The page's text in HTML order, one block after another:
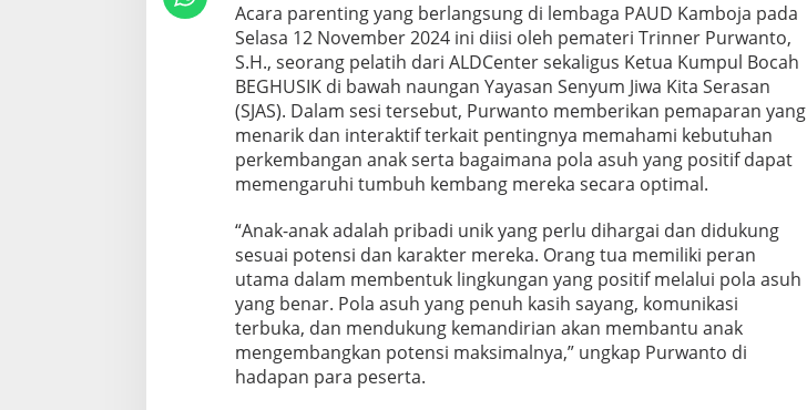
Acara parenting yang berlangsung di lembaga PAUD Kamboja pada
Selasa 12 November 2024 ini diisi oleh pemateri Trinner Purwanto,
S.H., seorang pelatih dari ALDCenter sekaligus Ketua Kumpul Bocah
BEGHUSIK di bawah naungan Yayasan Senyum Jiwa Kita Serasan
(SJAS). Dalam sesi tersebut, Purwanto memberikan pemaparan yang
menarik dan interaktif terkait pentingnya memahami kebutuhan
perkembangan anak serta bagaimana pola asuh yang positif dapat
memengaruhi tumbuh kembang mereka secara optimal.
“Anak-anak adalah pribadi unik yang perlu dihargai dan didukung
sesuai potensi dan karakter mereka. Orang tua memiliki peran
utama dalam membentuk lingkungan yang positif melalui pola asuh
yang benar. Pola asuh yang penuh kasih sayang, komunikasi
terbuka, dan mendukung kemandirian akan membantu anak
mengembangkan potensi maksimalnya,” ungkap Purwanto di
hadapan para peserta.